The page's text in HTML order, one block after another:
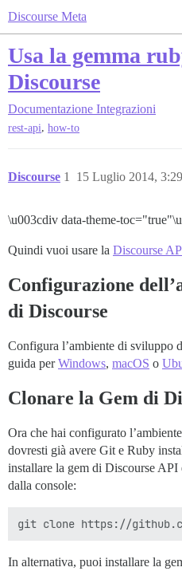
Discourse Meta
Usa la gemma
Discourse
Documentazione Integrazioni
rest-api, how-to
Discourse 15 Luglio 2014,
1
\u003cdiv data-theme-
Quindi vuoi usare la Discourse
Configurazione
di Discourse
Configura l’ambiente di sviluppo
guida perWindows, macOS o
Clonare la Gem di
Ora che hai configurato
dovresti già avere Git e Ruby
installare la gem di Discourse API
dalla console:
In alternativa, puoi installare la